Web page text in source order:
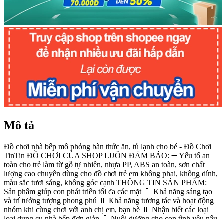
Mô tả
Đồ chơi nhà bếp mô phỏng bàn thức ăn, tủ lạnh cho bé - Đồ Chơi
TinTin ĐỒ CHƠI CỦA SHOP LUÔN ĐẢM BẢO: ➖ Yếu tố an
toàn cho trẻ làm từ gỗ tự nhiên, nhựa PP, ABS an toàn, sơn chất
lượng cao chuyên dùng cho đồ chơi trẻ em không phai, không dính,
màu sắc tươi sáng, không góc cạnh THÔNG TIN SẢN PHẨM:
Sản phẩm giúp con phát triển tối đa các mặt 🍼 Khả năng sáng tạo
và trí tưởng tượng phong phú 🍼 Khả năng tương tác và hoạt động
nhóm khi cùng chơi với anh chị em, bạn bè 🍼 Nhận biết các loại